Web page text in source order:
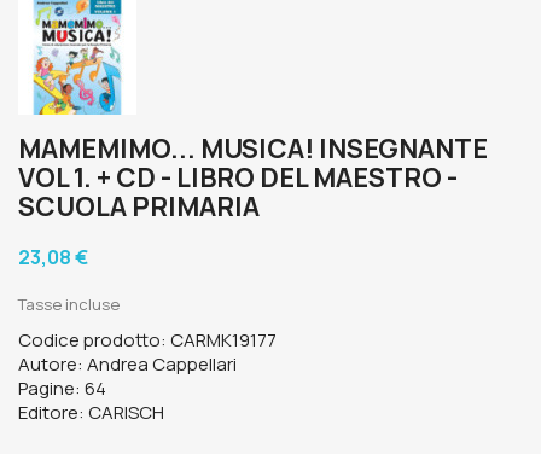
MAMEMIMO... MUSICA! INSEGNANTE
VOL 1. + CD - LIBRO DEL MAESTRO -
SCUOLA PRIMARIA
23,08 €
Tasse incluse
Codice prodotto: CARMK19177
Autore: Andrea Cappellari
Pagine: 64
Editore: CARISCH